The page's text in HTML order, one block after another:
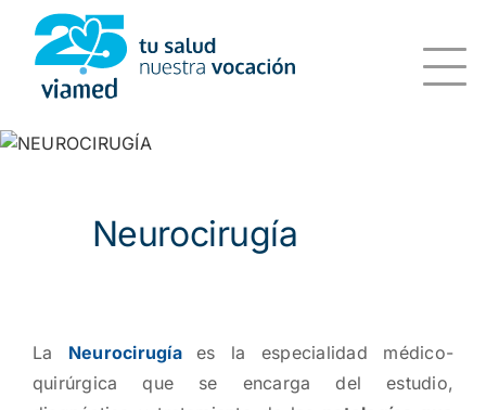
Saltar
contenido
Neurocirugía
La Neurocirugíaes la especialidad médico-
quirúrgica que se encarga del estudio,